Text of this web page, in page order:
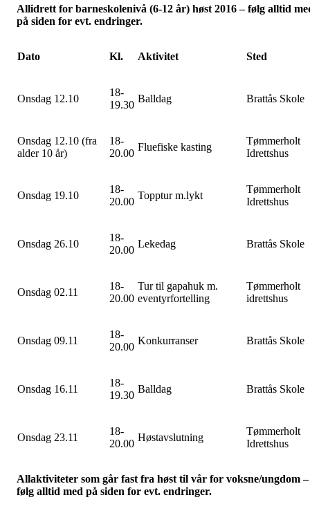
Allidrett for barneskolenivå (6-12 år) høst 2016 – følg alltid
på siden for evt. endringer.
Dato Kl. Aktivitet Sted
Onsdag 12.10
18-
19.30
Balldag Brattås Skole
Onsdag 12.10 (fra
alder 10 år)
18-
20.00
Fluefiske kasting
Tømmerholt
Idrettshus
Onsdag 19.10
18-
20.00
Topptur m.lykt
Tømmerholt
Idrettshus
Onsdag 26.10
18-
20.00
Lekedag Brattås Skole
Onsdag 02.11
18-
20.00
Tur til gapahuk m.
eventyrfortelling
Tømmerholt
idrettshus
Onsdag 09.11
18-
20.00
Konkurranser Brattås Skole
Onsdag 16.11
18-
19.30
Balldag Brattås Skole
Onsdag 23.11
18-
20.00
Høstavslutning
Tømmerholt
Idrettshus
Allaktiviteter som går fast fra høst til vår for voksne/ungdom –
følg alltid med på siden for evt. endringer.